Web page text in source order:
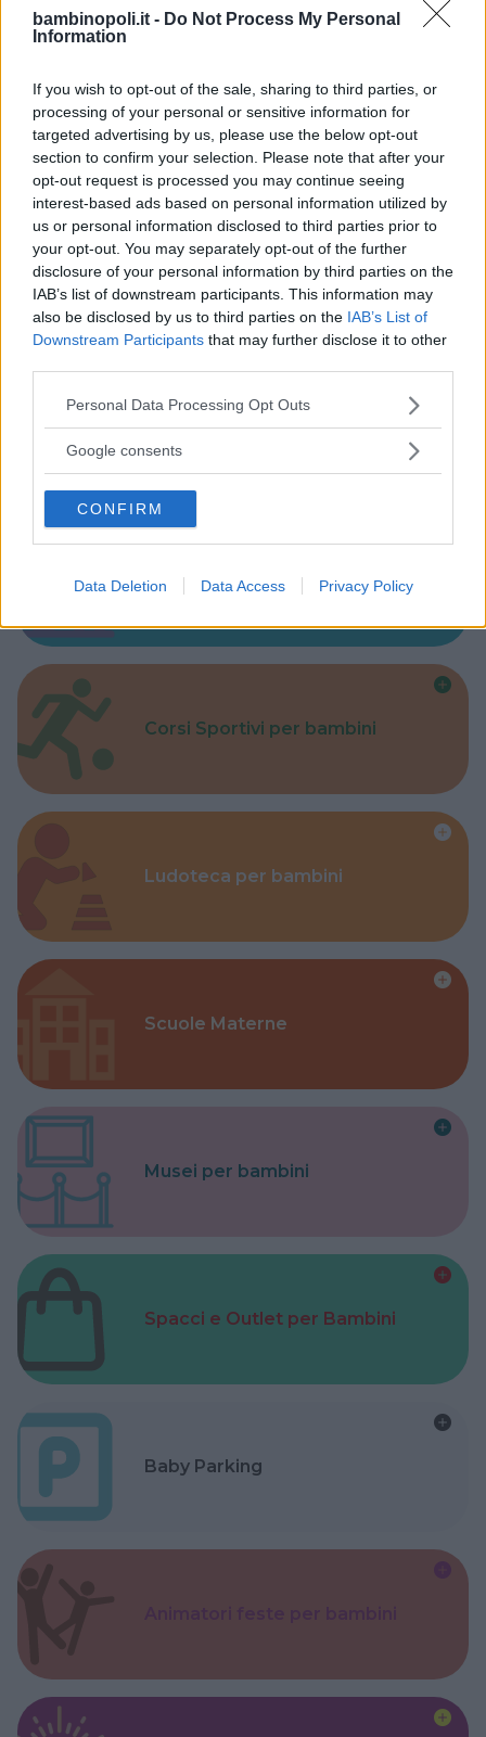
bambinopoli.it - Do Not Process My Personal
Information
If you wish to opt-out of the sale, sharing to third parties, or
processing of your personal or sensitive information for
targeted advertising by us, please use the below opt-out
section to confirm your selection. Please note that after your
opt-out request is processed you may continue seeing
interest-based ads based on personal information utilized by
us or personal information disclosed to third parties prior to
your opt-out. You may separately opt-out of the further
disclosure of your personal information by third parties on the
IAB’s list of downstream participants. This information may
also be disclosed by us to third parties on the IAB’s List of
Downstream Participants that may further disclose it to other
Please note that this website/app uses one or more Google
not limited to your visit or usage behaviour. You may click to
use your data for below specified purposes in below Google
consent section.
Personal Data Processing Opt Outs
Google consents
CONFIRM
Data Deletion Data Access Privacy Policy
Feste
Kinderheim
Baby Sitter
Parchi
Corsi Sportivi per bambini
Ludoteca per bambini
Scuole Materne
Musei per bambini
Spacci e Outlet per Bambini
Baby Parking